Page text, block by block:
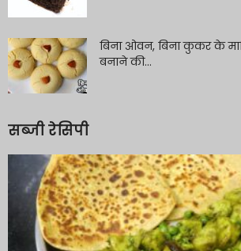
बिना ओवन, बिना कुकर के
बनाने की...
सब्जी रेसिपी